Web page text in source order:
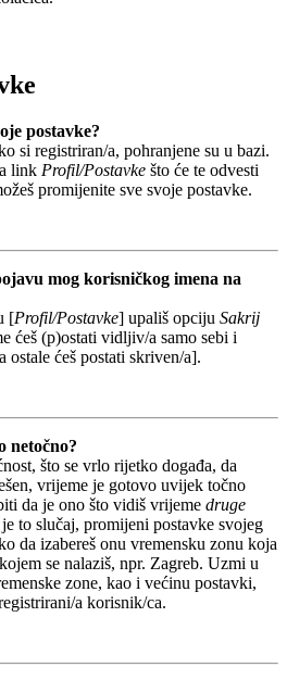
postavke?
si registriran/a, pohranjene su u bazi.
link Profil/Postavke što će te odvesti
promijenite sve svoje postavke.
mog korisničkog imena na
[Profil/Postavke] upališ opciju Sakrij
ćeš (p)ostati vidljiv/a samo sebi i
ostale ćeš postati skriven/a].
netočno?
što se vrlo rijetko događa, da
vrijeme je gotovo uvijek točno
da je ono što vidiš vrijeme druge
to slučaj, promijeni postavke svojeg
da izabereš onu vremensku zonu koja
se nalaziš, npr. Zagreb. Uzmi u
zone, kao i većinu postavki,
a korisnik/ca.